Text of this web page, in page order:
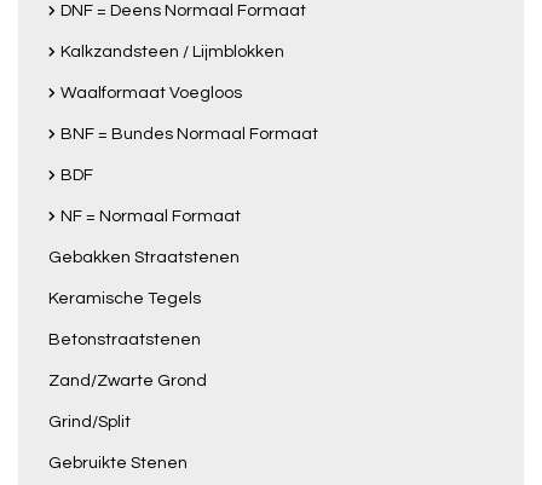
DNF = Deens Normaal Formaat
Kalkzandsteen / Lijmblokken
Waalformaat Voegloos
BNF = Bundes Normaal Formaat
BDF
NF = Normaal Formaat
Gebakken Straatstenen
Keramische Tegels
Betonstraatstenen
Zand/Zwarte Grond
Grind/Split
Gebruikte Stenen